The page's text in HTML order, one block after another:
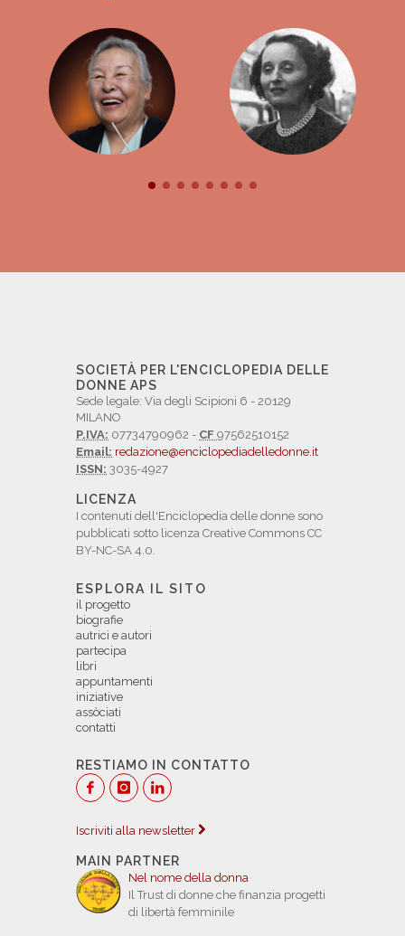
SOCIETÀ PER L'ENCICLOPEDIA DELLE
DONNE APS
Sede legale: Via degli Scipioni 6 - 20129
MILANO
P.IVA: 07734790962 - CF 97562510152
Email: redazione@enciclopediadelledonne.it
ISSN: 3035-4927
LICENZA
I contenuti dell'Enciclopedia delle donne sono
pubblicati sotto licenza Creative Commons CC
BY-NC-SA 4.0.
ESPLORA IL SITO
il progetto
biografie
autrici e autori
partecipa
libri
appuntamenti
iniziative
assòciati
contatti
RESTIAMO IN CONTATTO
Iscriviti alla newsletter
MAIN PARTNER
Nel nome della donna
Il Trust di donne che finanzia progetti
di libertà femminile